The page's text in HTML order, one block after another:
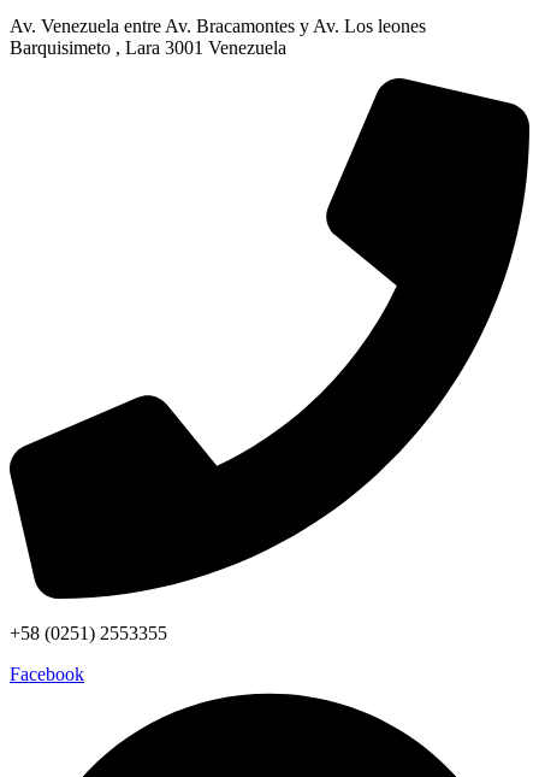
Av. Venezuela entre Av. Bracamontes y Av. Los leones
Barquisimeto , Lara 3001 Venezuela
+58 (0251) 2553355
Facebook